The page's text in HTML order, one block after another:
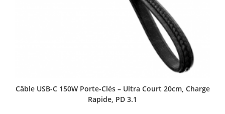
Câble USB-C 150W Porte-Clés – Ultra Court 20cm, Charge
Rapide, PD 3.1